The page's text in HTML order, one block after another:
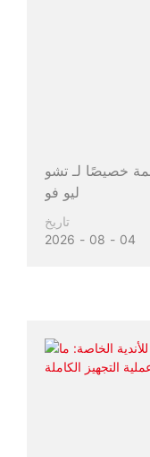
خصيصًا لـ تشو
ليو فو
تاريخ
2026
08 04